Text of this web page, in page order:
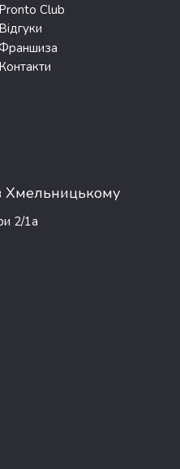
Pronto Club
Відгуки
Контакти
Хмельницькому
2/1а